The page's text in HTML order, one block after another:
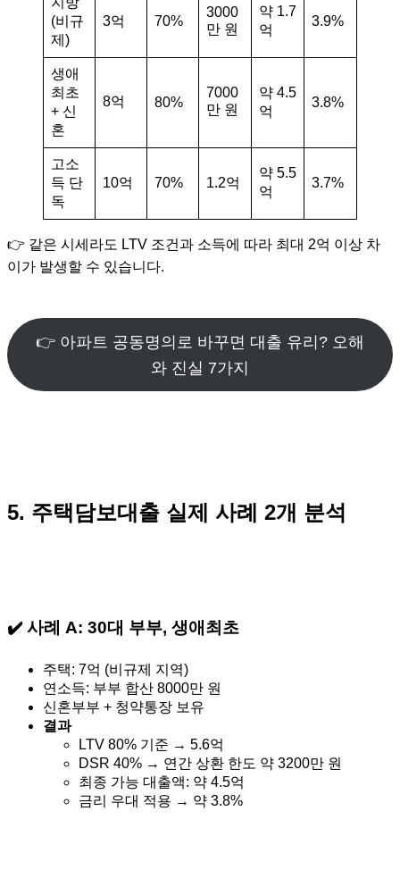
(비규
제)
3억 70%
3000
만 원
약 1.7
억
3.9%
생애
최초
+ 신
혼
8억 80%
7000
만 원
약 4.5
억
3.8%
고소
득 단
독
10억 70% 1.2억
약 5.5
억
3.7%
👉 같은 시세라도 LTV 조건과 소득에 따라 최대 2억 이상 차
이가 발생할 수 있습니다.
👉 아파트 공동명의로 바꾸면 대출 유리? 오해
와 진실 7가지
5. 주택담보대출 실제 사례 2개 분석
✔️ 사례 A: 30대 부부, 생애최초
주택: 7억 (비규제 지역)
연소득: 부부 합산 8000만 원
신혼부부 + 청약통장 보유
결과
LTV 80% 기준 → 5.6억
DSR 40% → 연간 상환 한도 약 3200만 원
최종 가능 대출액: 약 4.5억
금리 우대 적용 → 약 3.8%